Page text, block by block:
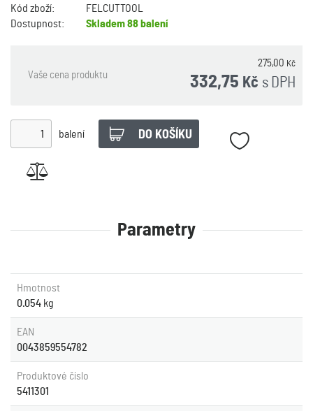
Kód zboží:
FELCUTTOOL
Dostupnost:
Skladem88 balení
Vaše cena produktu
275,00 Kč
s DPH
332,75 Kč
balení
Parametry
Hmotnost
0.054 kg
EAN
0043859554782
Produktové číslo
5411301